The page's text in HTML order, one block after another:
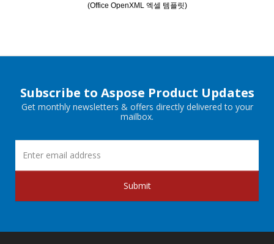
(Office OpenXML 엑셀 템플릿)
Subscribe to Aspose Product Updates
Get monthly newsletters & offers directly delivered to your
mailbox.
Submit